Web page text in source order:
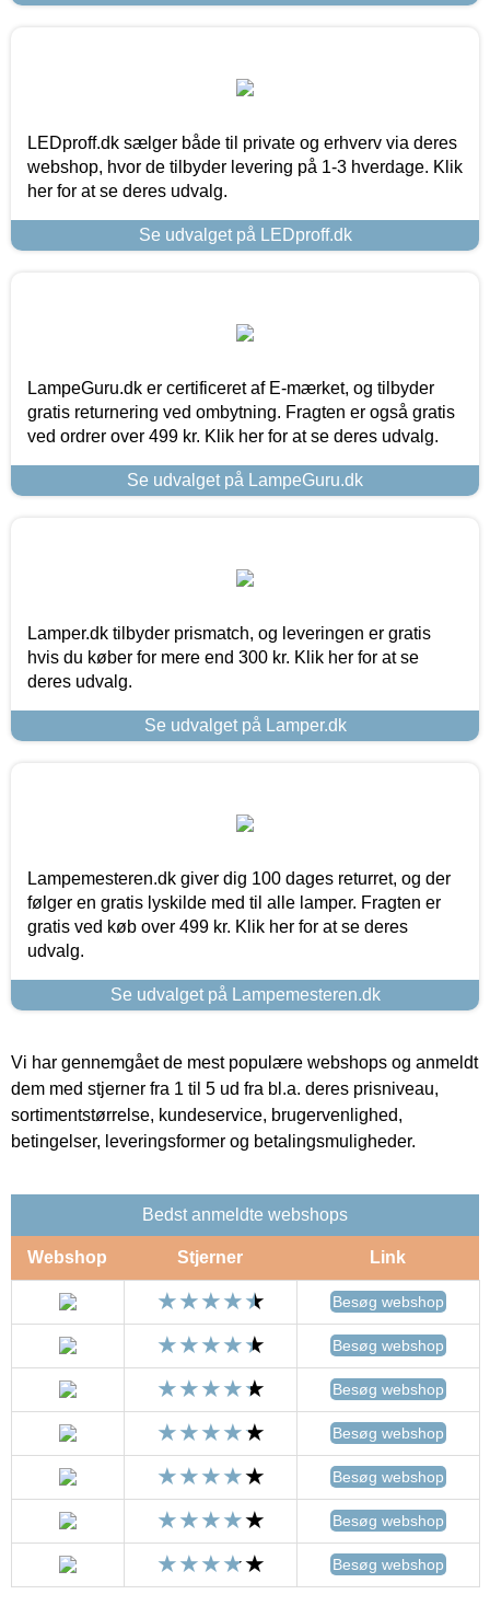
LEDproff.dk sælger både til private og erhverv via deres
webshop, hvor de tilbyder levering på 1-3 hverdage. Klik
her for at se deres udvalg.
Se udvalget på LEDproff.dk
LampeGuru.dk er certificeret af E-mærket, og tilbyder
gratis returnering ved ombytning. Fragten er også gratis
ved ordrer over 499 kr. Klik her for at se deres udvalg.
Se udvalget på LampeGuru.dk
Lamper.dk tilbyder prismatch, og leveringen er gratis
hvis du køber for mere end 300 kr. Klik her for at se
deres udvalg.
Se udvalget på Lamper.dk
Lampemesteren.dk giver dig 100 dages returret, og der
følger en gratis lyskilde med til alle lamper. Fragten er
gratis ved køb over 499 kr. Klik her for at se deres
udvalg.
Se udvalget på Lampemesteren.dk
Vi har gennemgået de mest populære webshops og anmeldt
dem med stjerner fra 1 til 5 ud fra bl.a. deres prisniveau,
sortimentstørrelse, kundeservice, brugervenlighed,
betingelser, leveringsformer og betalingsmuligheder.
Bedst anmeldte webshops
Webshop Stjerner Link
Besøg webshop
Besøg webshop
Besøg webshop
Besøg webshop
Besøg webshop
Besøg webshop
Besøg webshop